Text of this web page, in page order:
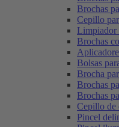
Brochas
Cepillo
Limpiador
Brochas
Bolsas
Brocha
Brochas
Brochas
Cepillo de
Pincel